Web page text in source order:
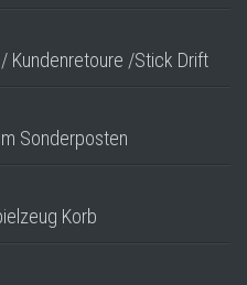
Kundenretoure /Stick Drift
Sonderposten
Korb